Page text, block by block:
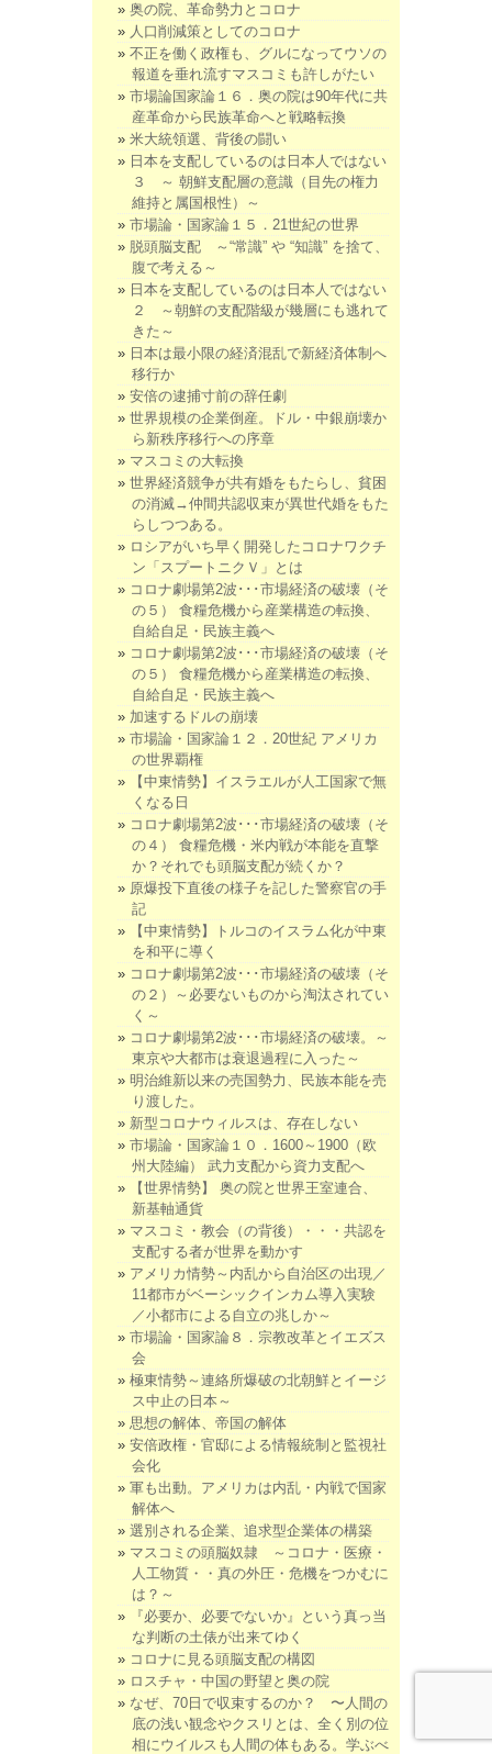
奥の院、革命勢力とコロナ
人口削減策としてのコロナ
不正を働く政権も、グルになってウソの
報道を垂れ流すマスコミも許しがたい
市場論国家論１６．奥の院は90年代に共
産革命から民族革命へと戦略転換
米大統領選、背後の闘い
日本を支配しているのは日本人ではない
３ ～ 朝鮮支配層の意識（目先の権力
維持と属国根性）～
市場論・国家論１５．21世紀の世界
脱頭脳支配 ～“常識” や “知識” を捨て、
腹で考える～
日本を支配しているのは日本人ではない
２ ～朝鮮の支配階級が幾層にも逃れて
きた～
日本は最小限の経済混乱で新経済体制へ
移行か
安倍の逮捕寸前の辞任劇
世界規模の企業倒産。ドル・中銀崩壊か
ら新秩序移行への序章
マスコミの大転換
世界経済競争が共有婚をもたらし、貧困
の消滅→仲間共認収束が異世代婚をもた
らしつつある。
ロシアがいち早く開発したコロナワクチ
ン「スプートニクＶ」とは
コロナ劇場第2波･･･市場経済の破壊（そ
の５） 食糧危機から産業構造の転換、
自給自足・民族主義へ
コロナ劇場第2波･･･市場経済の破壊（そ
の５） 食糧危機から産業構造の転換、
自給自足・民族主義へ
加速するドルの崩壊
市場論・国家論１２．20世紀 アメリカ
の世界覇権
【中東情勢】イスラエルが人工国家で無
くなる日
コロナ劇場第2波･･･市場経済の破壊（そ
の４） 食糧危機・米内戦が本能を直撃
か？それでも頭脳支配が続くか？
原爆投下直後の様子を記した警察官の手
記
【中東情勢】トルコのイスラム化が中東
を和平に導く
コロナ劇場第2波･･･市場経済の破壊（そ
の２）～必要ないものから淘汰されてい
く～
コロナ劇場第2波･･･市場経済の破壊。～
東京や大都市は衰退過程に入った～
明治維新以来の売国勢力、民族本能を売
り渡した。
新型コロナウィルスは、存在しない
市場論・国家論１０．1600～1900（欧
州大陸編） 武力支配から資力支配へ
【世界情勢】 奥の院と世界王室連合、
新基軸通貨
マスコミ・教会（の背後）・・・共認を
支配する者が世界を動かす
アメリカ情勢～内乱から自治区の出現／
11都市がベーシックインカム導入実験
／小都市による自立の兆しか～
市場論・国家論８．宗教改革とイエズス
会
極東情勢～連絡所爆破の北朝鮮とイージ
ス中止の日本～
思想の解体、帝国の解体
安倍政権・官邸による情報統制と監視社
会化
軍も出動。アメリカは内乱・内戦で国家
解体へ
選別される企業、追求型企業体の構築
マスコミの頭脳奴隷 ～コロナ・医療・
人工物質・・真の外圧・危機をつかむに
は？～
『必要か、必要でないか』という真っ当
な判断の土俵が出来てゆく
コロナに見る頭脳支配の構図
ロスチャ・中国の野望と奥の院
なぜ、70日で収束するのか？ 〜人間の
底の浅い観念やクスリとは、全く別の位
相にウイルスも人間の体もある。学ぶべ